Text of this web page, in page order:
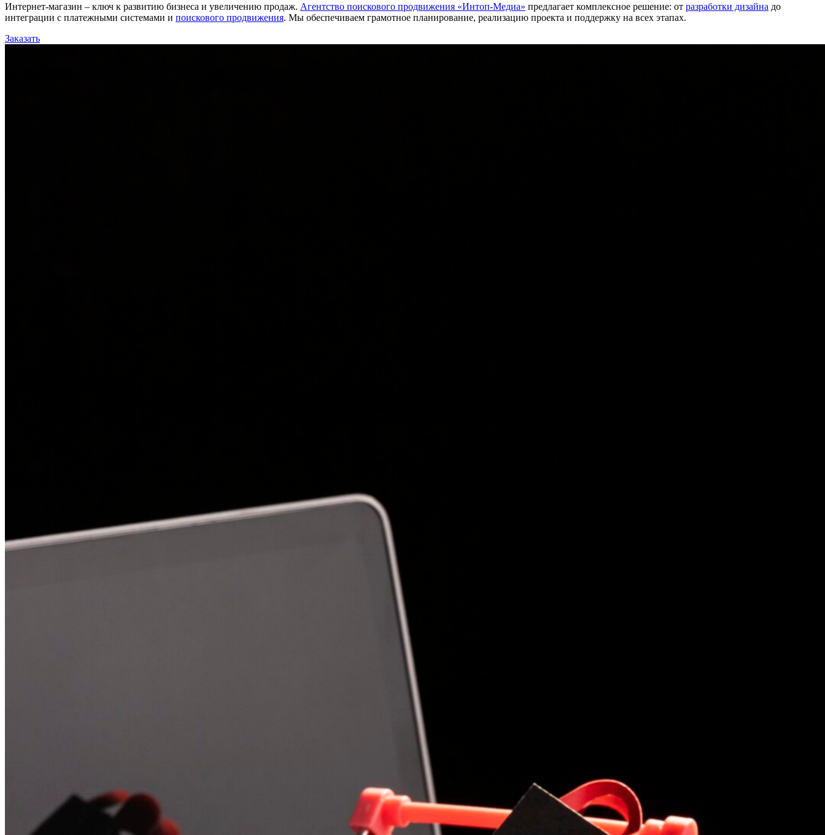
Интернет-магазин – ключ к развитию бизнеса и увеличению продаж. Агентство поискового продвижения «Интоп-Медиа» предлагает комплексное решение: от разработки дизайна до
интеграции с платежными системами и поискового продвижения. Мы обеспечиваем грамотное планирование, реализацию проекта и поддержку на всех этапах.
Заказать